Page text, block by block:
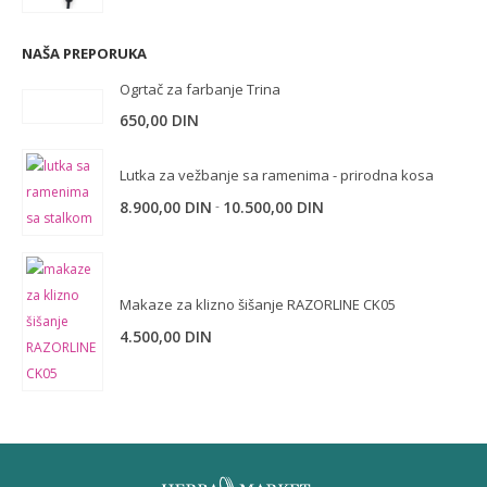
NAŠA PREPORUKA
Ogrtač za farbanje Trina
650,00 DIN
Lutka za vežbanje sa ramenima - prirodna kosa
8.900,00 DIN - 10.500,00 DIN
Makaze za klizno šišanje RAZORLINE CK05
4.500,00 DIN